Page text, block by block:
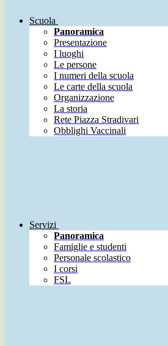
Scuola
Panoramica
Presentazione
I luoghi
Le persone
I numeri della scuola
Le carte della scuola
Organizzazione
La storia
Rete Piazza Stradivari
Obblighi Vaccinali
Servizi
Panoramica
Famiglie e studenti
Personale scolastico
I corsi
FSL